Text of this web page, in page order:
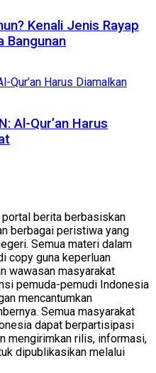
Kenali Jenis Rayap
Bangunan
Al-Qur’an Harus
berita berbasiskan
berbagai peristiwa yang
Semua materi dalam
copy guna keperluan
wawasan masyarakat
pemuda-pemudi Indonesia
mencantumkan
Semua masyarakat
dapat berpartisipasi
mengirimkan rilis, informasi,
dipublikasikan melalui